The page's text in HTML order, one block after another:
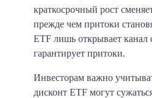
краткосрочный рост
прежде чем притоки
ETF лишь открывает канал
гарантирует притоки.
Инвесторам важно
дисконт ETF могут